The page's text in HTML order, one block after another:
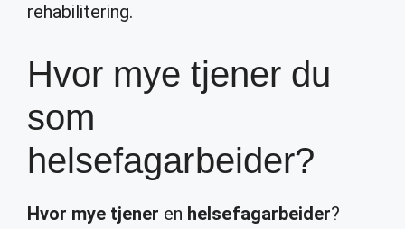
rehabilitering.
Hvor mye tjener du
som
helsefagarbeider?
Hvor mye tjener en helsefagarbeider?